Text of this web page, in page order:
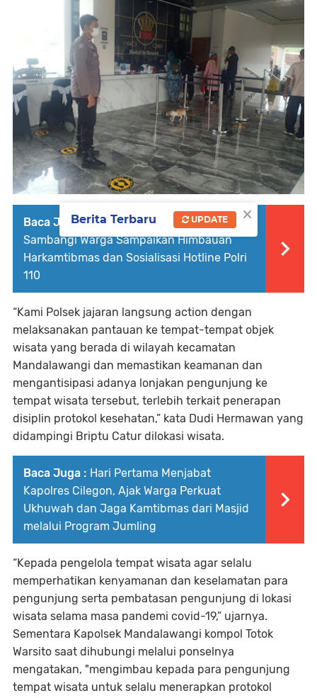
Baca Juga : Anggota Polsek Bojonegara
Sambangi Warga Sampaikan Himbauan
Harkamtibmas dan Sosialisasi Hotline Polri
110
“Kami Polsek jajaran langsung action dengan
melaksanakan pantauan ke tempat-tempat objek
wisata yang berada di wilayah kecamatan
Mandalawangi dan memastikan keamanan dan
mengantisipasi adanya lonjakan pengunjung ke
tempat wisata tersebut, terlebih terkait penerapan
disiplin protokol kesehatan,” kata Dudi Hermawan yang
didampingi Briptu Catur dilokasi wisata.
Baca Juga : Hari Pertama Menjabat
Kapolres Cilegon, Ajak Warga Perkuat
Ukhuwah dan Jaga Kamtibmas dari Masjid
melalui Program Jumling
“Kepada pengelola tempat wisata agar selalu
memperhatikan kenyamanan dan keselamatan para
pengunjung serta pembatasan pengunjung di lokasi
wisata selama masa pandemi covid-19,” ujarnya.
Sementara Kapolsek Mandalawangi kompol Totok
Warsito saat dihubungi melalui ponselnya
mengatakan, "mengimbau kepada para pengunjung
tempat wisata untuk selalu menerapkan protokol
×
Berita Terbaru UPDATE